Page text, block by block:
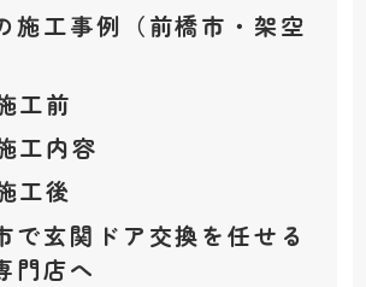
施工事例（前橋市・架空
工前
工内容
工後
で玄関ドア交換を任せる
門店へ